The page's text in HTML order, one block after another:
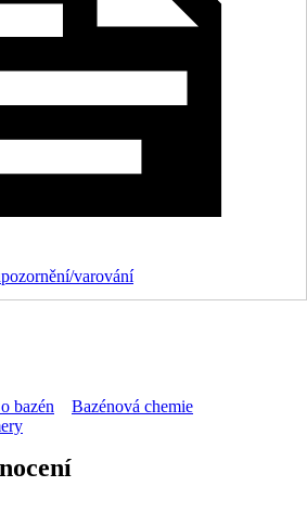
varování
bazén
Bazénová chemie